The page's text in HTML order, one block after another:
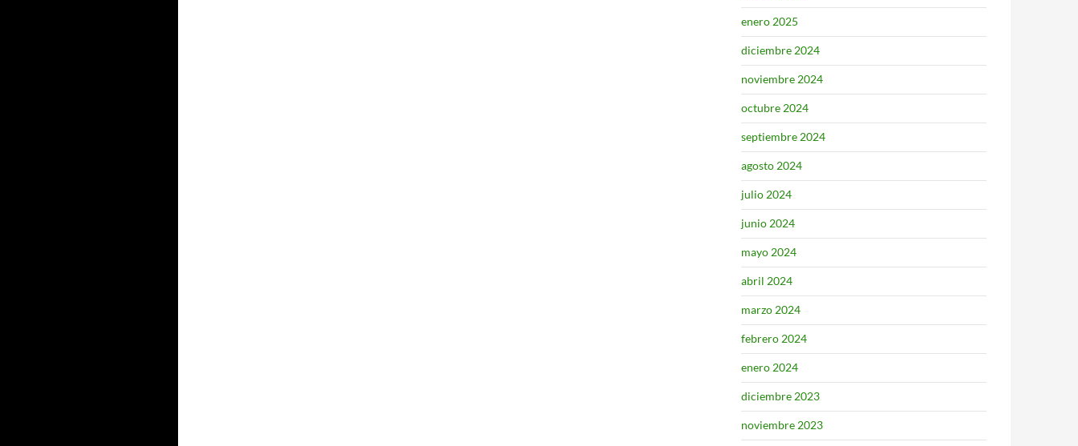
enero 2025
diciembre 2024
noviembre 2024
octubre 2024
septiembre 2024
agosto 2024
julio 2024
junio 2024
mayo 2024
abril 2024
marzo 2024
febrero 2024
enero 2024
diciembre 2023
noviembre 2023